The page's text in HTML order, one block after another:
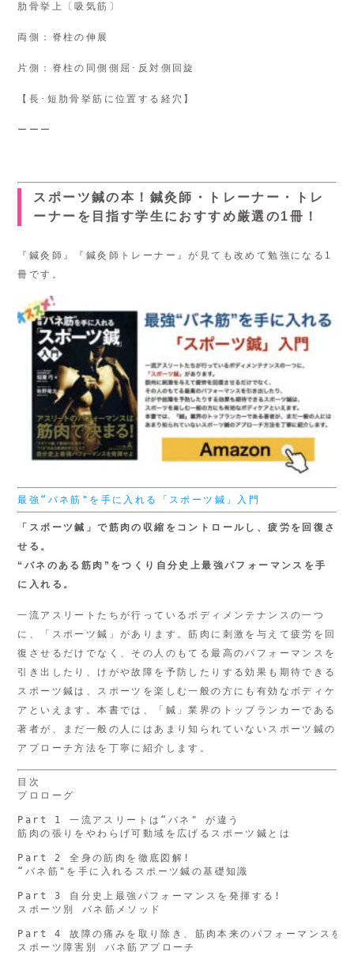
肋骨挙上〔吸気筋〕
両側：脊柱の伸展
片側：脊柱の同側側屈･反対側回旋
【長･短肋骨挙筋に位置する経穴】
ーーー
スポーツ鍼の本！鍼灸師・トレーナー・トレ
ーナーを目指す学生におすすめ厳選の1冊！
『鍼灸師』『鍼灸師トレーナー』が見ても改めて勉強になる1
冊です。
最強“バネ筋"を手に入れる「スポーツ鍼」入門
「スポーツ鍼」で筋肉の収縮をコントロールし、疲労を回復さ
せる。
“バネのある筋肉”をつくり 自分史上最強パフォーマンスを手
に入れる。
一流アスリートたちが行っているボディメンテナンスの一つ
に、「スポーツ鍼」があります。筋肉に刺激を与えて疲労を回
復させるだけでなく、その人のもてる最高のパフォーマンスを
引き出したり、けがや故障を予防したりする効果も期待できる
スポーツ鍼は、スポーツを楽しむ一般の方にも有効なボディケ
アといえます。本書では、「鍼」業界のトップランカーである
著者が、まだ一般の人にはあまり知られていないスポーツ鍼の
アプローチ方法を丁寧に紹介します。
目次
プロローグ
Part 1 一流アスリートは“バネ" が違う
筋肉の張りをやわらげ可動域を広げるスポーツ鍼とは
Part 2 全身の筋肉を徹底図解!
“バネ筋"を手に入れるスポーツ鍼の基礎知識
Part 3 自分史上最強パフォーマンスを発揮する!
スポーツ別 バネ筋メソッド
Part 4 故障の痛みを取り除き、筋肉本来のパフォーマンスを